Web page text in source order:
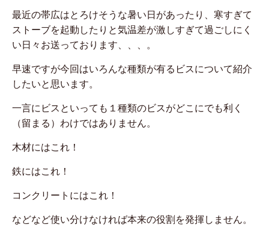
最近の帯広はとろけそうな暑い日があったり、寒すぎて
ストーブを起動したりと気温差が激しすぎて過ごしにく
い日々お送っております、、、。
早速ですが今回はいろんな種類が有るビスについて紹介
したいと思います。
一言にビスといっても１種類のビスがどこにでも利く
（留まる）わけではありません。
木材にはこれ！
鉄にはこれ！
コンクリートにはこれ！
などなど使い分けなければ本来の役割を発揮しません。